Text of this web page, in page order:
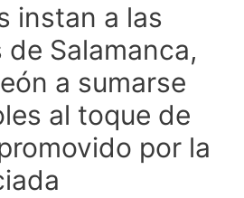
instan a las
Salamanca,
a sumarse
al toque de
por la